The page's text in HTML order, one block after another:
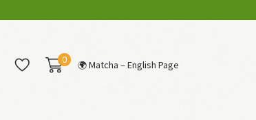
0 🌍 Matcha – English Page